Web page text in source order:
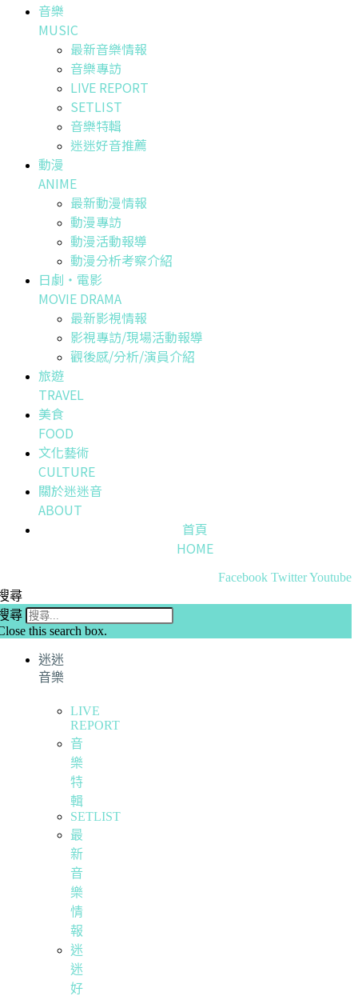
音樂
MUSIC
最新音樂情報
音樂專訪
LIVE REPORT
SETLIST
音樂特輯
迷迷好音推薦
動漫
ANIME
最新動漫情報
動漫專訪
動漫活動報導
動漫分析考察介紹
日劇・電影
MOVIE DRAMA
最新影視情報
影視專訪/現場活動報導
觀後感/分析/演員介紹
旅遊
TRAVEL
美食
FOOD
文化藝術
CULTURE
關於迷迷音
ABOUT
首頁
HOME
Facebook TwitterYoutube
尋
尋
this search box.
迷迷
音樂
LIVE
REPORT
音
樂
特
輯
SETLIST
最
新
音
樂
情
報
迷
迷
好